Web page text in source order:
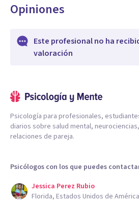
Opiniones
Este profesional no ha
valoración
Psicología para profesionales,
diarios sobre salud mental,
relaciones de pareja.
Psicólogos con los que puedes
Jessica Perez Rubio
Florida, Estados Unidos de América